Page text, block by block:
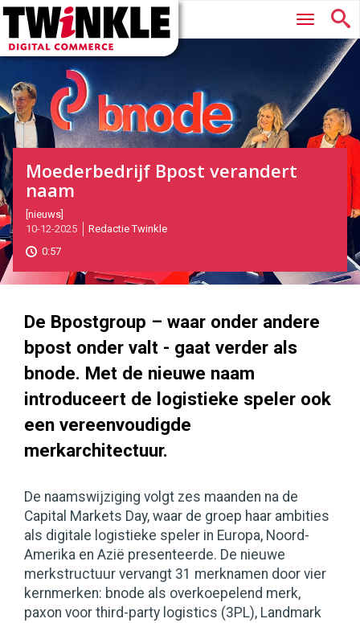
Twinkle
Digital
Commerce
Hoofdmenu
Moederbedrijf Bpost verandert
naam
2025-
12-
10T11:34:00
2025-
12-
[nieuws]
10-12-2025
Redactie Twinkle
0:57
De Bpostgroup – waar onder andere
bpost onder valt - gaat verder als
bnode. Met de nieuwe naam
introduceert de logistieke speler ook
een vereenvoudigde
merkarchitectuur.
De naamswijziging volgt zes maanden na de
Capital Markets Day, waar de groep haar ambities
als digitale logistieke speler in Europa, Noord-
Amerika en Azië presenteerde. De nieuwe
merkstructuur vervangt 31 merknamen door vier
kernmerken: bnode als overkoepelend merk,
paxon voor third-party logistics (3PL), Landmark